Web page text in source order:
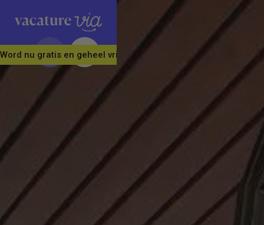
Word nu gratis en geheel vrijblijvend lid van ons Vacature Via